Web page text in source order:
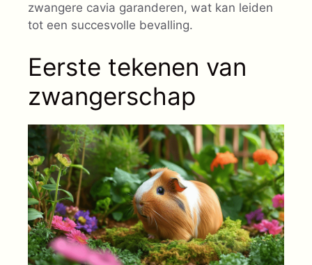
zwangere cavia garanderen, wat kan leiden
tot een succesvolle bevalling.
Eerste tekenen van
zwangerschap